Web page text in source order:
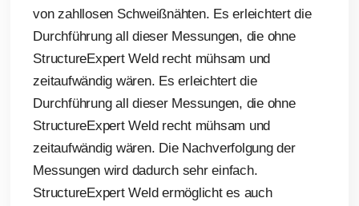
von zahllosen Schweißnähten. Es erleichtert die
Durchführung all dieser Messungen, die ohne
StructureExpert Weld recht mühsam und
zeitaufwändig wären. Es erleichtert die
Durchführung all dieser Messungen, die ohne
StructureExpert Weld recht mühsam und
zeitaufwändig wären. Die Nachverfolgung der
Messungen wird dadurch sehr einfach.
StructureExpert Weld ermöglicht es auch